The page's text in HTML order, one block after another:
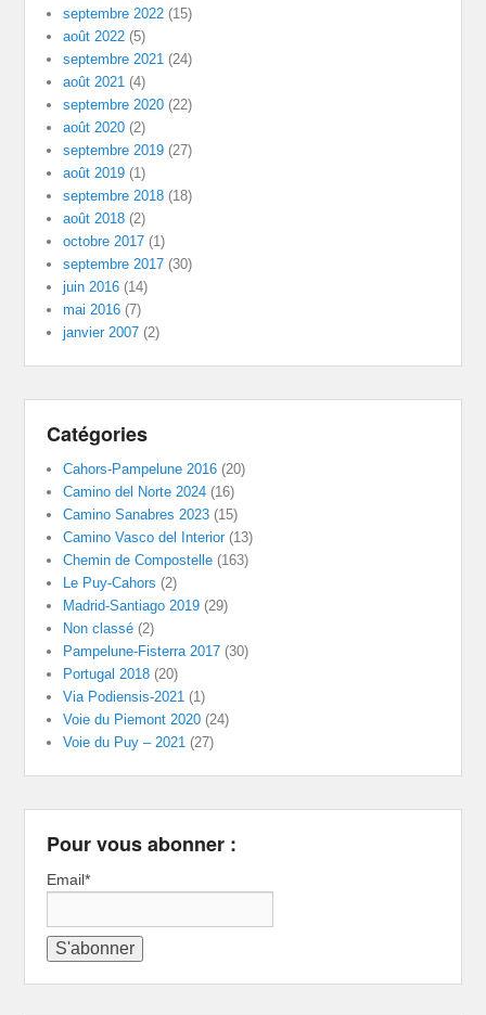
septembre 2022 (15)
août 2022 (5)
septembre 2021 (24)
août 2021 (4)
septembre 2020 (22)
août 2020 (2)
septembre 2019 (27)
août 2019 (1)
septembre 2018 (18)
août 2018 (2)
octobre 2017 (1)
septembre 2017 (30)
juin 2016 (14)
mai 2016 (7)
janvier 2007 (2)
Catégories
Cahors-Pampelune 2016 (20)
Camino del Norte 2024 (16)
Camino Sanabres 2023 (15)
Camino Vasco del Interior(13)
Chemin de Compostelle (163)
Le Puy-Cahors (2)
Madrid-Santiago 2019 (29)
Non classé (2)
Pampelune-Fisterra 2017 (30)
Portugal 2018 (20)
Via Podiensis-2021 (1)
Voie du Piemont 2020 (24)
Voie du Puy – 2021 (27)
Pour vous abonner :
Email*